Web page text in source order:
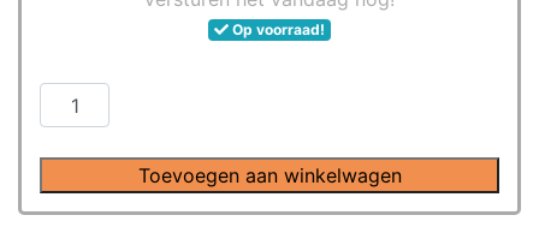
Op voorraad!
Biologische
paddenstoel
Lion’s
Toevoegen aan winkelwagen